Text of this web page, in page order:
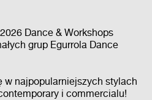
Dance & Workshops
grup Egurrola Dance
w najpopularniejszych stylach
i commercialu!